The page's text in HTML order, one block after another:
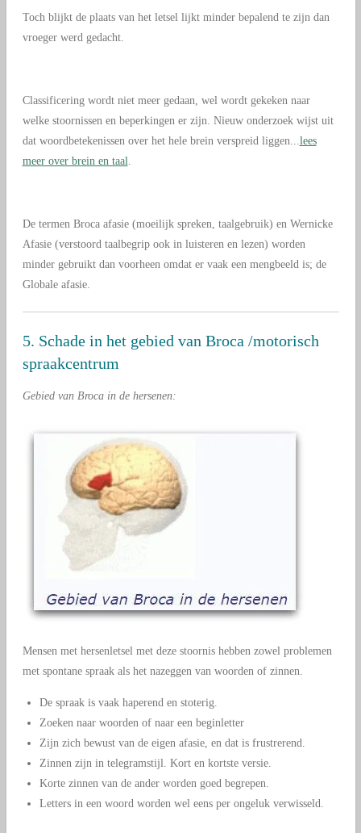
Toch blijkt de plaats van het letsel lijkt minder bepalend te zijn dan
vroeger werd gedacht.
Classificering wordt niet meer gedaan, wel wordt gekeken naar
welke stoornissen en beperkingen er zijn. Nieuw onderzoek wijst uit
dat woordbetekenissen over het hele brein verspreid liggen... lees
meer over brein en taal
De termen Broca afasie (moeilijk spreken, taalgebruik) en Wernicke
Afasie (verstoord taalbegrip ook in luisteren en lezen) worden
minder gebruikt dan voorheen omdat er vaak een mengbeeld is; de
Globale afasie.
5. Schade in het gebied van Broca /motorisch
spraakcentrum
Gebied van Broca in de hersenen:
Mensen met hersenletsel met deze stoornis hebben zowel problemen
met spontane spraak als het nazeggen van woorden of zinnen.
De spraak is vaak haperend en stoterig.
Zoeken naar woorden of naar een beginletter
Zijn zich bewust van de eigen afasie, en dat is frustrerend.
Zinnen zijn in telegramstijl. Kort en kortste versie.
Korte zinnen van de ander worden goed begrepen.
Letters in een woord worden wel eens per ongeluk verwisseld.